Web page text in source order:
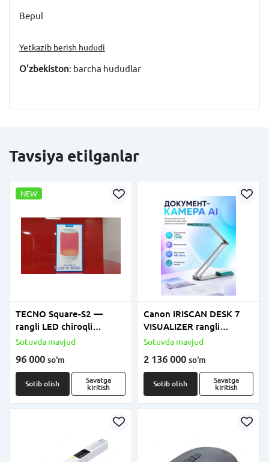
Bepul
Yetkazib berish hududi
O'zbekiston: barcha hududlar
Tavsiya etilganlar
NEW
TECNO Square-S2 —
rangli LED chiroqli
portativ Bluetooth karnay
Sotuvda mavjud
96 000 so'm
Sotib olish
Savatga
kiritish
Canon IRISCAN DESK 7
VISUALIZER rangli
portativ skaner
Sotuvda mavjud
2 136 000 so'm
Sotib olish
Savatga
kiritish